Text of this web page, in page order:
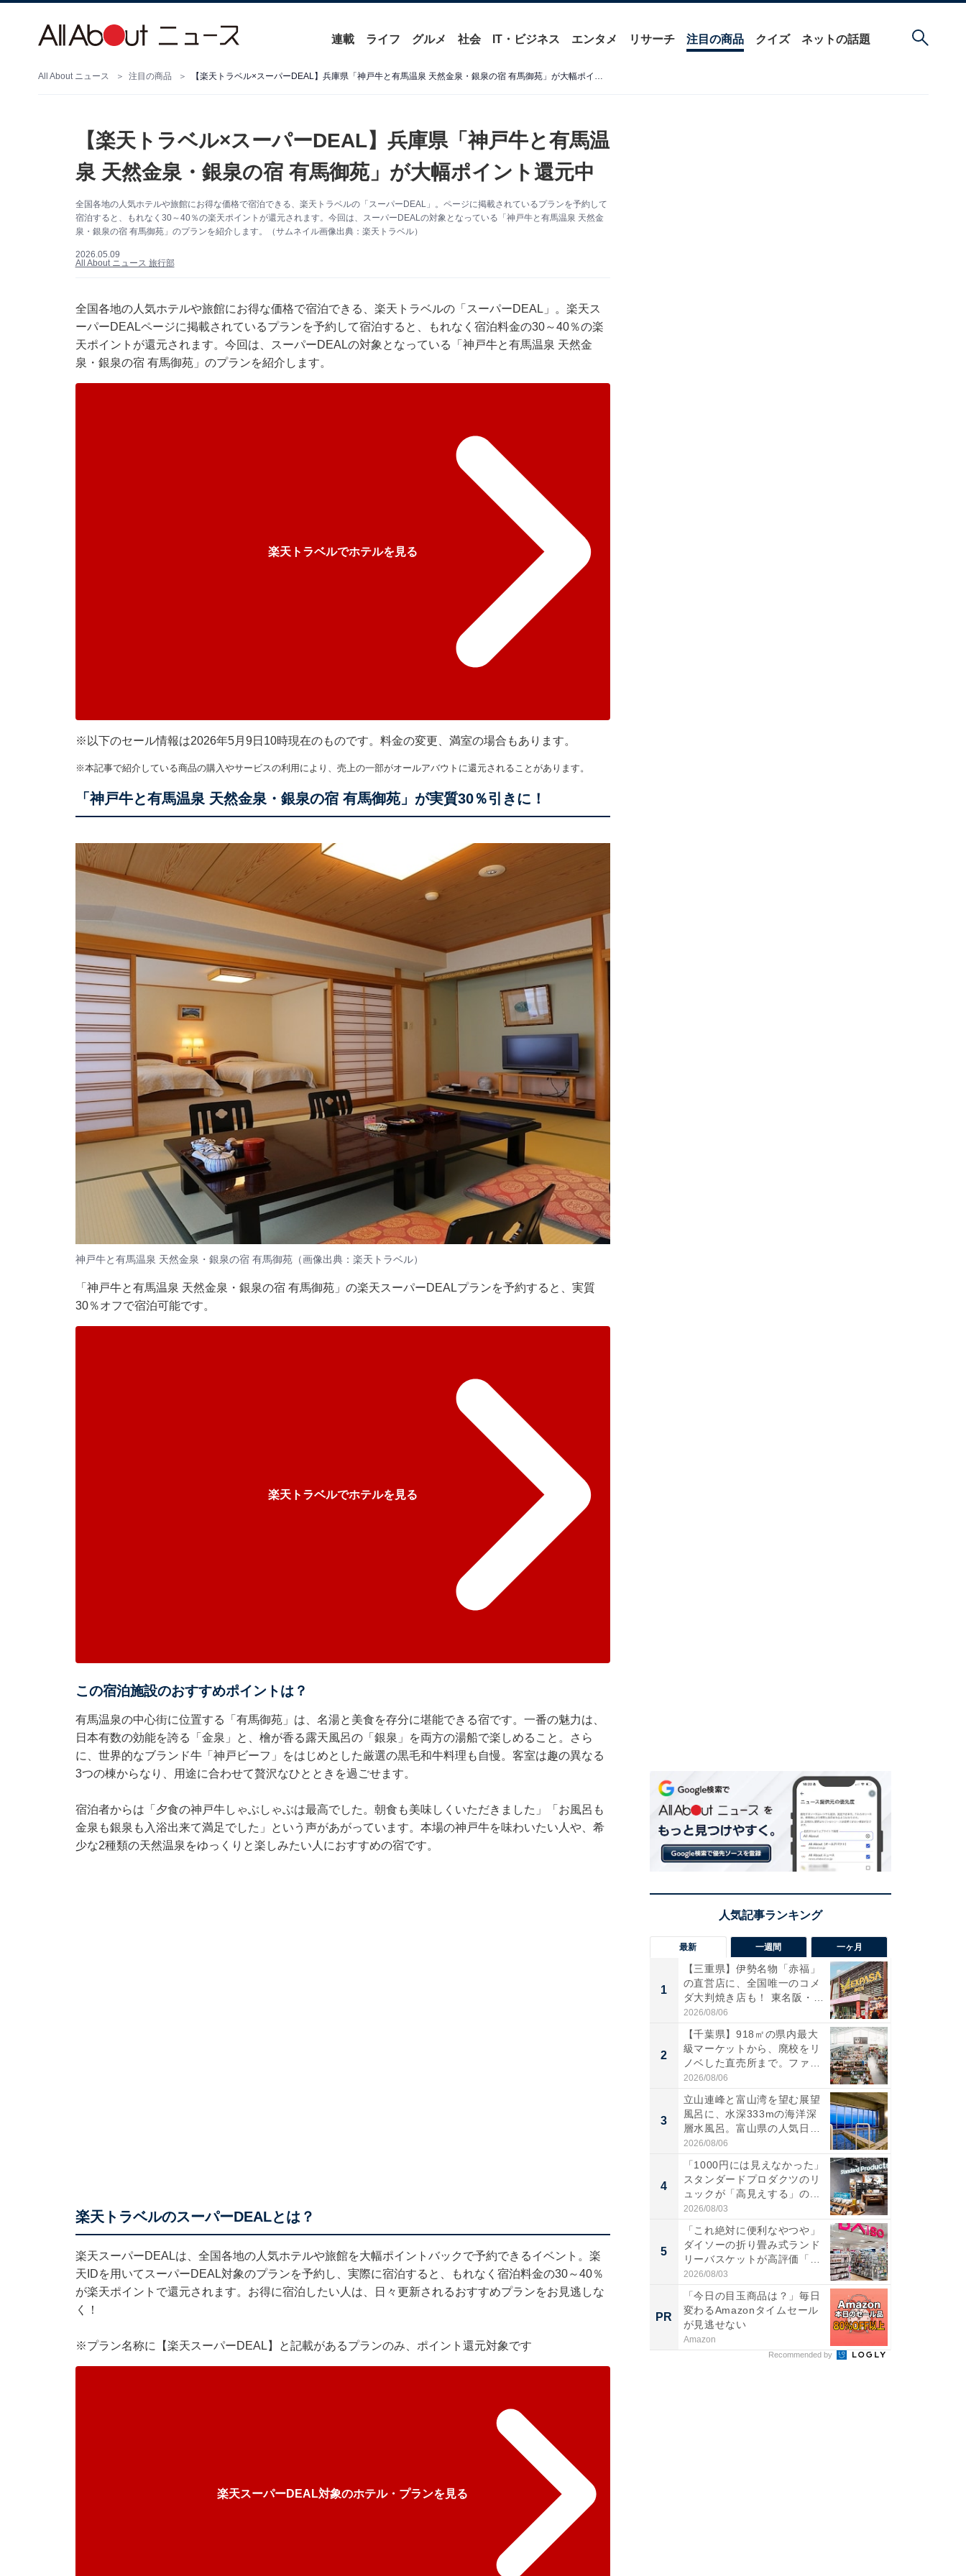
連載 ライフ グルメ 社会 IT・ビジネス エンタメ リサーチ 注目の商品 クイズ ネットの話題
All About ニュース 注目の商品 【楽天トラベル×スーパーDEAL】兵庫県「神戸牛と有馬温泉 天然金泉・銀泉の宿 有馬御苑」が大幅ポイント還元中
【楽天トラベル×スーパーDEAL】兵庫県「神戸牛と有馬温
泉 天然金泉・銀泉の宿 有馬御苑」が大幅ポイント還元中
全国各地の人気ホテルや旅館にお得な価格で宿泊できる、楽天トラベルの「スーパーDEAL」。ページに掲載されているプランを予約して
宿泊すると、もれなく30～40％の楽天ポイントが還元されます。今回は、スーパーDEALの対象となっている「神戸牛と有馬温泉 天然金
泉・銀泉の宿 有馬御苑」のプランを紹介します。（サムネイル画像出典：楽天トラベル）
2026.05.09
All About ニュース 旅行部
全国各地の人気ホテルや旅館にお得な価格で宿泊できる、 楽天トラベルの「スーパーDEAL」。楽天ス
ーパーDEALページに掲載されているプランを予約して宿泊すると、もれなく宿泊料金の30～40％の楽
天ポイントが還元されます。今回は、スーパーDEALの対象となっている「神戸牛と有馬温泉 天然金
泉・銀泉の宿 有馬御苑」のプランを紹介します。
楽天トラベルでホテルを見る
※以下のセール情報は2026年5月9日10時現在のものです。料金の変更、満室の場合もあります。
※本記事で紹介している商品の購入やサービスの利用により、売上の一部がオールアバウトに還元されることがあります。
「神戸牛と有馬温泉 天然金泉・銀泉の宿 有馬御苑」が実質30％引きに！
神戸牛と有馬温泉 天然金泉・銀泉の宿 有馬御苑（画像出典：楽天トラベル）
「神戸牛と有馬温泉 天然金泉・銀泉の宿 有馬御苑」の楽天スーパーDEALプランを予約すると、実質
30％オフで宿泊可能です。
楽天トラベルでホテルを見る
この宿泊施設のおすすめポイントは？
有馬温泉の中心街に位置する「有馬御苑」は、名湯と美食を存分に堪能できる宿です。一番の魅力は、
日本有数の効能を誇る「金泉」と、檜が香る露天風呂の「銀泉」を両方の湯船で楽しめること。さら
に、世界的なブランド牛「神戸ビーフ」をはじめとした厳選の黒毛和牛料理も自慢。客室は趣の異なる
3つの棟からなり、用途に合わせて贅沢なひとときを過ごせます。
宿泊者からは「夕食の神戸牛しゃぶしゃぶは最高でした。朝食も美味しくいただきました」「お風呂も
金泉も銀泉も入浴出来て満足でした」という声があがっています。本場の神戸牛を味わいたい人や、希
少な2種類の天然温泉をゆっくりと楽しみたい人におすすめの宿です。
楽天トラベルのスーパーDEALとは？
楽天スーパーDEALは、全国各地の人気ホテルや旅館を大幅ポイントバックで予約できるイベント。楽
天IDを用いてスーパーDEAL対象のプランを予約し、実際に宿泊すると、もれなく宿泊料金の30～40％
が楽天ポイントで還元されます。お得に宿泊したい人は、日々更新されるおすすめプランをお見逃しな
く！
※プラン名称に【楽天スーパーDEAL】と記載があるプランのみ、ポイント還元対象です
楽天スーパーDEAL対象のホテル・プランを見る
最新 一週間 一ヶ月
1
【三重県】伊勢名物「赤福」
の直営店に、全国唯一のコメ
ダ大判焼き店も！ 東名阪・
伊...
2026/08/06
2
【千葉県】918㎡の県内最大
級マーケットから、廃校をリ
ノベした直売所まで。ファ
ー...
2026/08/06
3
立山連峰と富山湾を望む展望
風呂に、水深333mの海洋深
層水風呂。富山県の人気日
帰...
2026/08/06
4
「1000円には見えなかった」
スタンダードプロダクツのリ
ュックが「高見えする」の...
2026/08/03
5
「これ絶対に便利なやつや」
ダイソーの折り畳み式ランド
リーバスケットが高評価「使
わ...
2026/08/03
PR
「今日の目玉商品は？」毎日
変わるAmazonタイムセール
が見逃せない
Amazon
Recommended by